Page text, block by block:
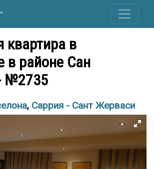
квартира в
в районе Сан
№2735
, Саррия - Сант Жерваси